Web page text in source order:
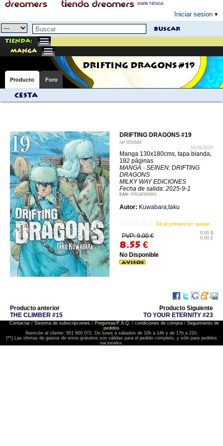
MAPA TIENDA
Iniciar sesion
buscar
Tienda:
manga
DRIFTING DRAGONS #19
Producto Foro
Cesta
DRIFTING DRAGONS #19
ref 950644
30/09/2025
Manga 130x180cms, tapa blanda,
192 páginas
MANGA - SEINEN: DRIFTING
DRAGONS
MILKY WAY EDICIONES
Fecha de salida: 2025-9-1
EAN: 9791387831653
Autor: Kuwabara;taku
Sé el primero en opinar
PVP: 9.00 €
8.55 €
0.00 $
0.00 £
No Disponible
Producto anterior
THE CLIMBER #15
Producto Siguiente
TO YOUR ETERNITY #23
Contactar/ Sistema de subscripciones/ Preguntas/F.A.Q. / condiciones de compra/ Seguimiento de
pedidos
Atención al cliente: 951 600 072. De lunes a sábados de 10h a 14h y de 17h a 21h.
(**) Las ofertas de gastos de envio gratuitos son válidas para el pedido completo, y sólo para pedidos
nacionales.